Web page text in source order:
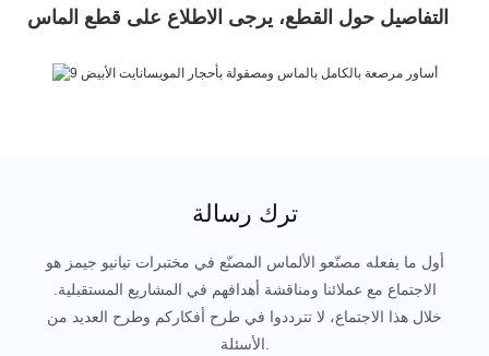
التفاصيل حول القطع، يرجى الاطلاع على قطع الماس
ترك رسالة
أول ما يفعله مصنّعو الألماس المصنّع في مختبرات تيانيو جيمز هو
الاجتماع مع عملائنا ومناقشة أهدافهم في المشاريع المستقبلية.
خلال هذا الاجتماع، لا تترددوا في طرح أفكاركم وطرح العديد من
الأسئلة.